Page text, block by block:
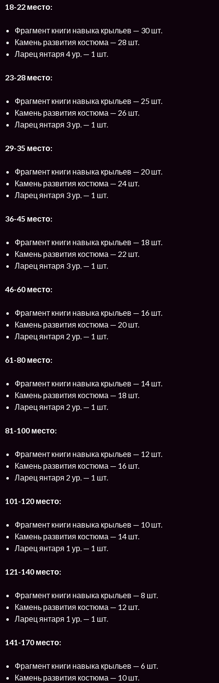
18-22 место:
Фрагмент книги навыка крыльев — 30 шт.
Камень развития костюма — 28 шт.
Ларец янтаря 4 ур. — 1 шт.
23-28 место:
Фрагмент книги навыка крыльев — 25 шт.
Камень развития костюма — 26 шт.
Ларец янтаря 3 ур. — 1 шт.
29-35 место:
Фрагмент книги навыка крыльев — 20 шт.
Камень развития костюма — 24 шт.
Ларец янтаря 3 ур. — 1 шт.
36-45 место:
Фрагмент книги навыка крыльев — 18 шт.
Камень развития костюма — 22 шт.
Ларец янтаря 3 ур. — 1 шт.
46-60 место:
Фрагмент книги навыка крыльев — 16 шт.
Камень развития костюма — 20 шт.
Ларец янтаря 2 ур. — 1 шт.
61-80 место:
Фрагмент книги навыка крыльев — 14 шт.
Камень развития костюма — 18 шт.
Ларец янтаря 2 ур. — 1 шт.
81-100 место:
Фрагмент книги навыка крыльев — 12 шт.
Камень развития костюма — 16 шт.
Ларец янтаря 2 ур. — 1 шт.
101-120 место:
Фрагмент книги навыка крыльев — 10 шт.
Камень развития костюма — 14 шт.
Ларец янтаря 1 ур. — 1 шт.
121-140 место:
Фрагмент книги навыка крыльев — 8 шт.
Камень развития костюма — 12 шт.
Ларец янтаря 1 ур. — 1 шт.
141-170 место:
Фрагмент книги навыка крыльев — 6 шт.
Камень развития костюма — 10 шт.